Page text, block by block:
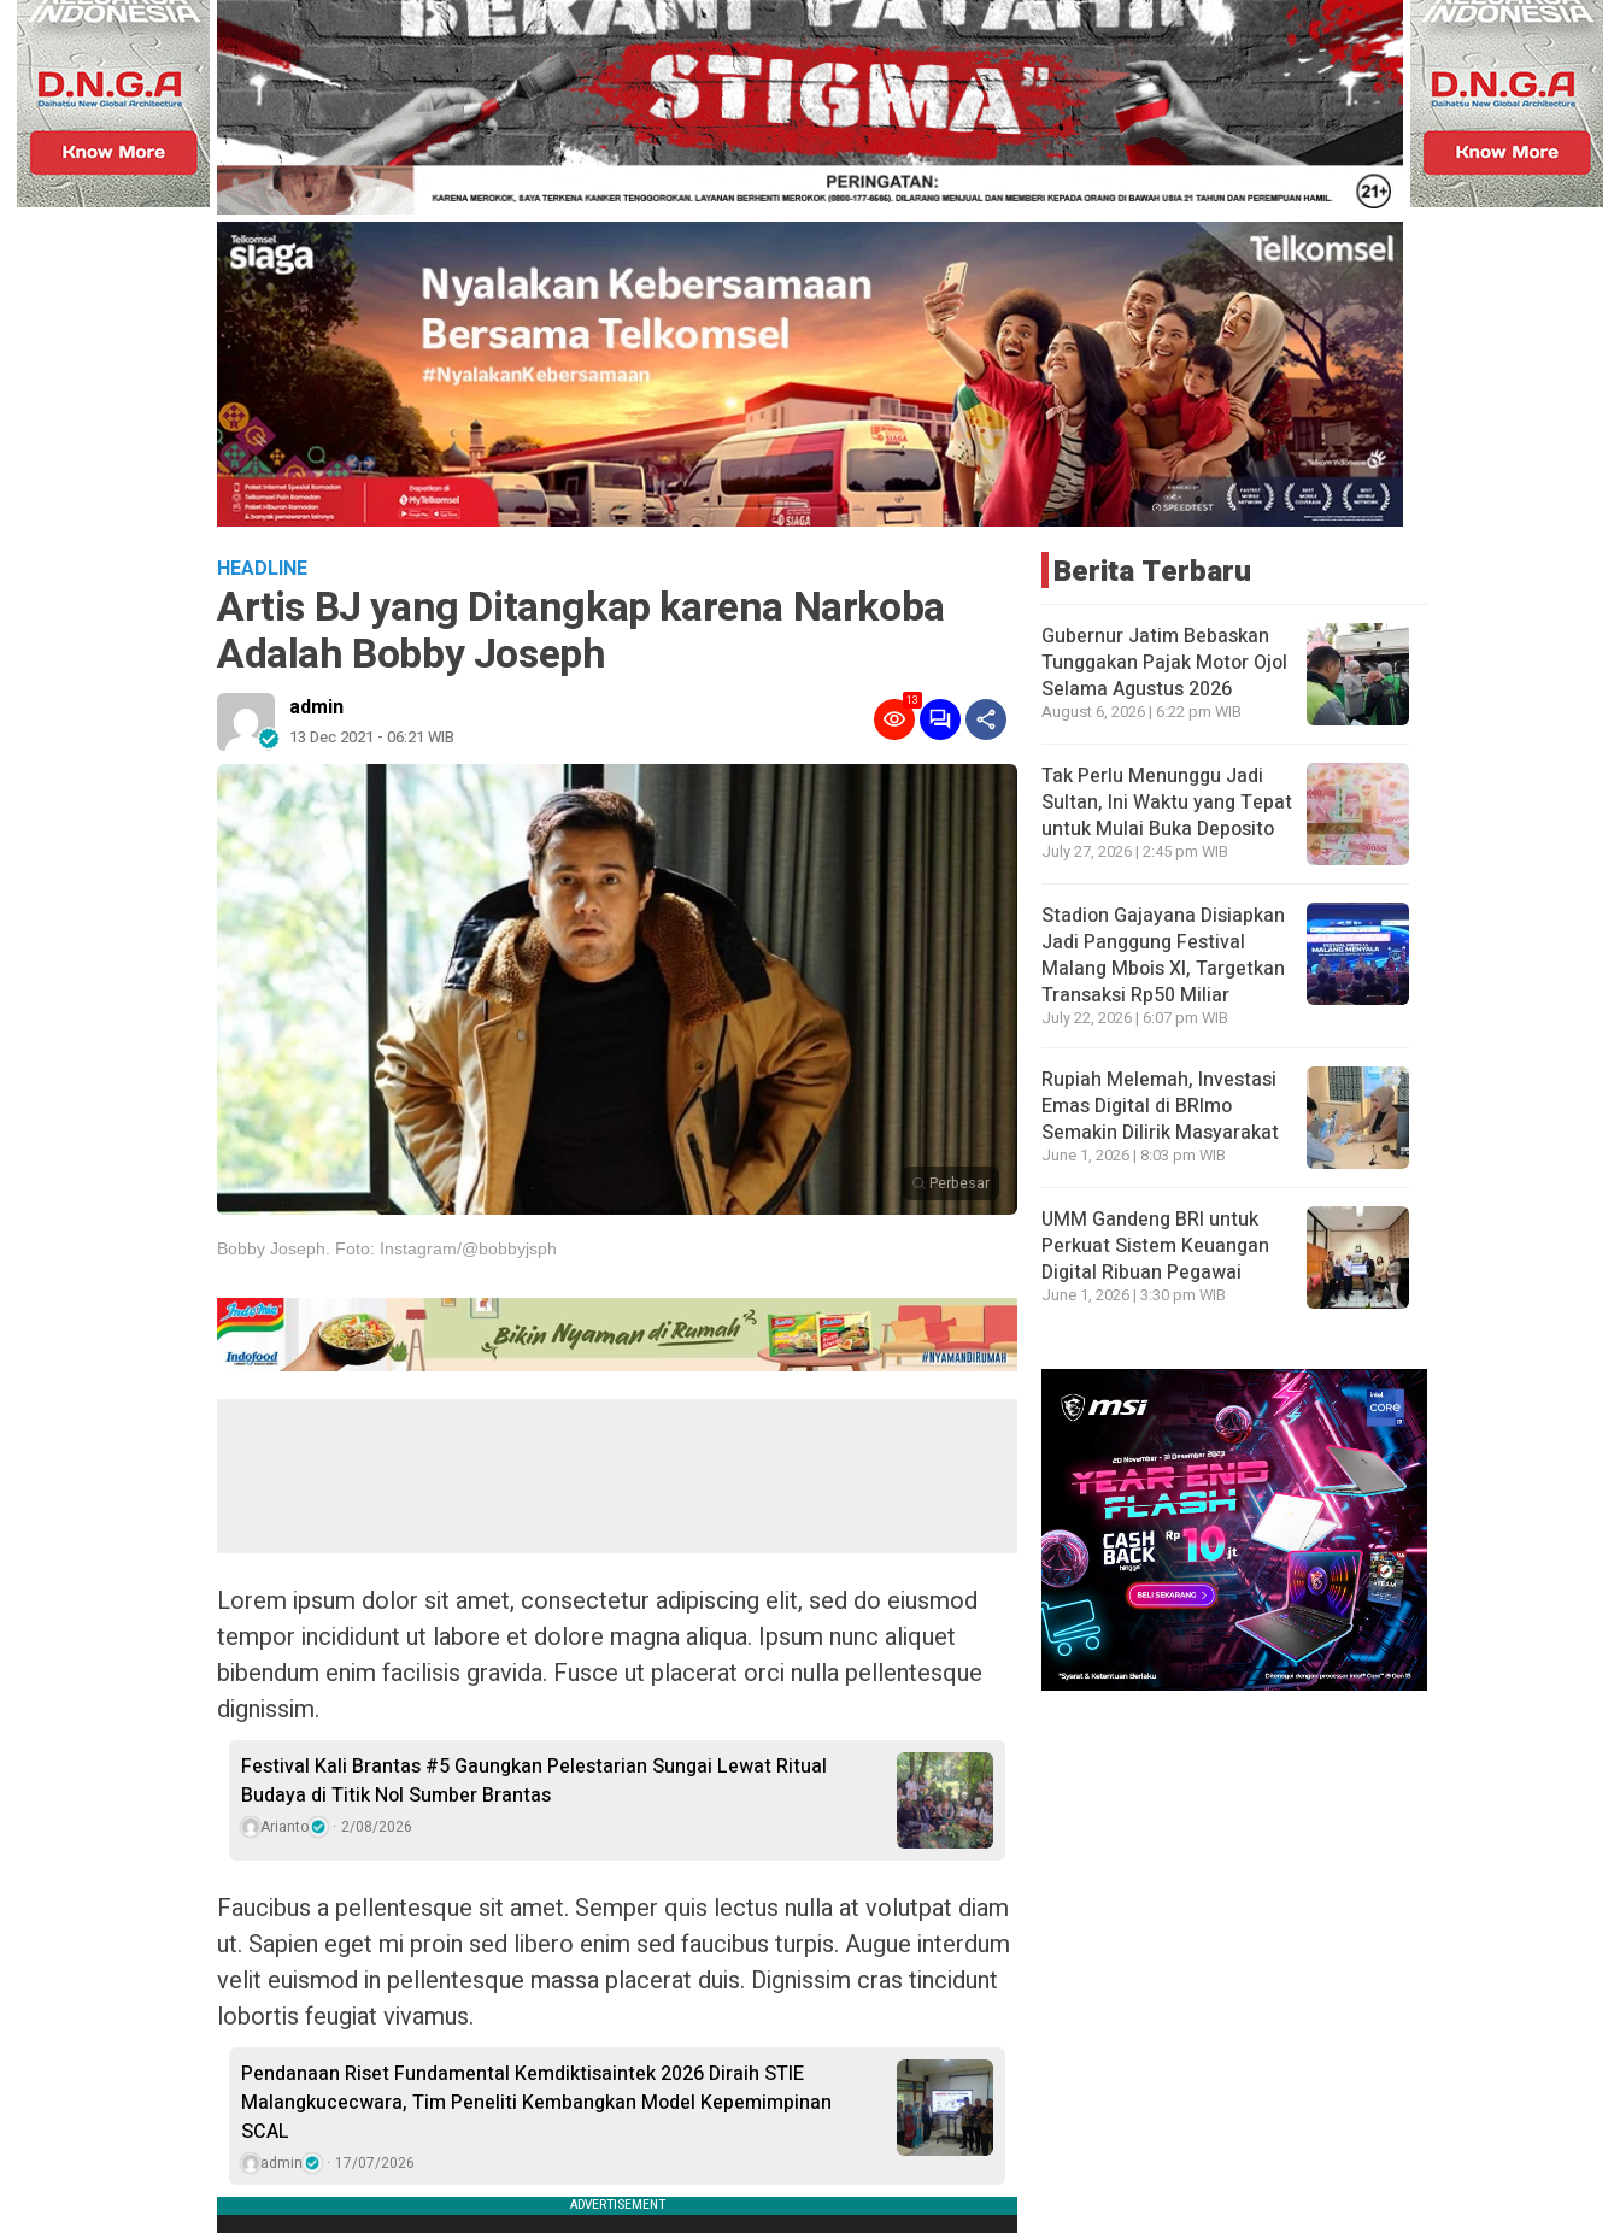
HEADLINE
Artis BJ yang Ditangkap karena Narkoba
Adalah Bobby Joseph
admin
13 Dec 2021 - 06:21 WIB
13
Perbesar
Bobby Joseph. Foto: Instagram/@bobbyjsph
Lorem ipsum dolor sit amet, consectetur adipiscing elit, sed do eiusmod
tempor incididunt ut labore et dolore magna aliqua. Ipsum nunc aliquet
bibendum enim facilisis gravida. Fusce ut placerat orci nulla pellentesque
dignissim.
Festival Kali Brantas #5 Gaungkan Pelestarian Sungai Lewat Ritual
Budaya di Titik Nol Sumber Brantas
Arianto 2/08/2026
Faucibus a pellentesque sit amet. Semper quis lectus nulla at volutpat diam
ut. Sapien eget mi proin sed libero enim sed faucibus turpis. Augue interdum
velit euismod in pellentesque massa placerat duis. Dignissim cras tincidunt
lobortis feugiat vivamus.
Pendanaan Riset Fundamental Kemdiktisaintek 2026 Diraih STIE
Malangkucecwara, Tim Peneliti Kembangkan Model Kepemimpinan
SCAL
admin 17/07/2026
Berita Terbaru
Gubernur Jatim Bebaskan
Tunggakan Pajak Motor Ojol
Selama Agustus 2026
August 6, 2026 | 6:22 pm WIB
Tak Perlu Menunggu Jadi
Sultan, Ini Waktu yang Tepat
untuk Mulai Buka Deposito
July 27, 2026 | 2:45 pm WIB
Stadion Gajayana Disiapkan
Jadi Panggung Festival
Malang Mbois XI, Targetkan
Transaksi Rp50 Miliar
July 22, 2026 | 6:07 pm WIB
Rupiah Melemah, Investasi
Emas Digital di BRImo
Semakin Dilirik Masyarakat
June 1, 2026 | 8:03 pm WIB
UMM Gandeng BRI untuk
Perkuat Sistem Keuangan
Digital Ribuan Pegawai
June 1, 2026 | 3:30 pm WIB